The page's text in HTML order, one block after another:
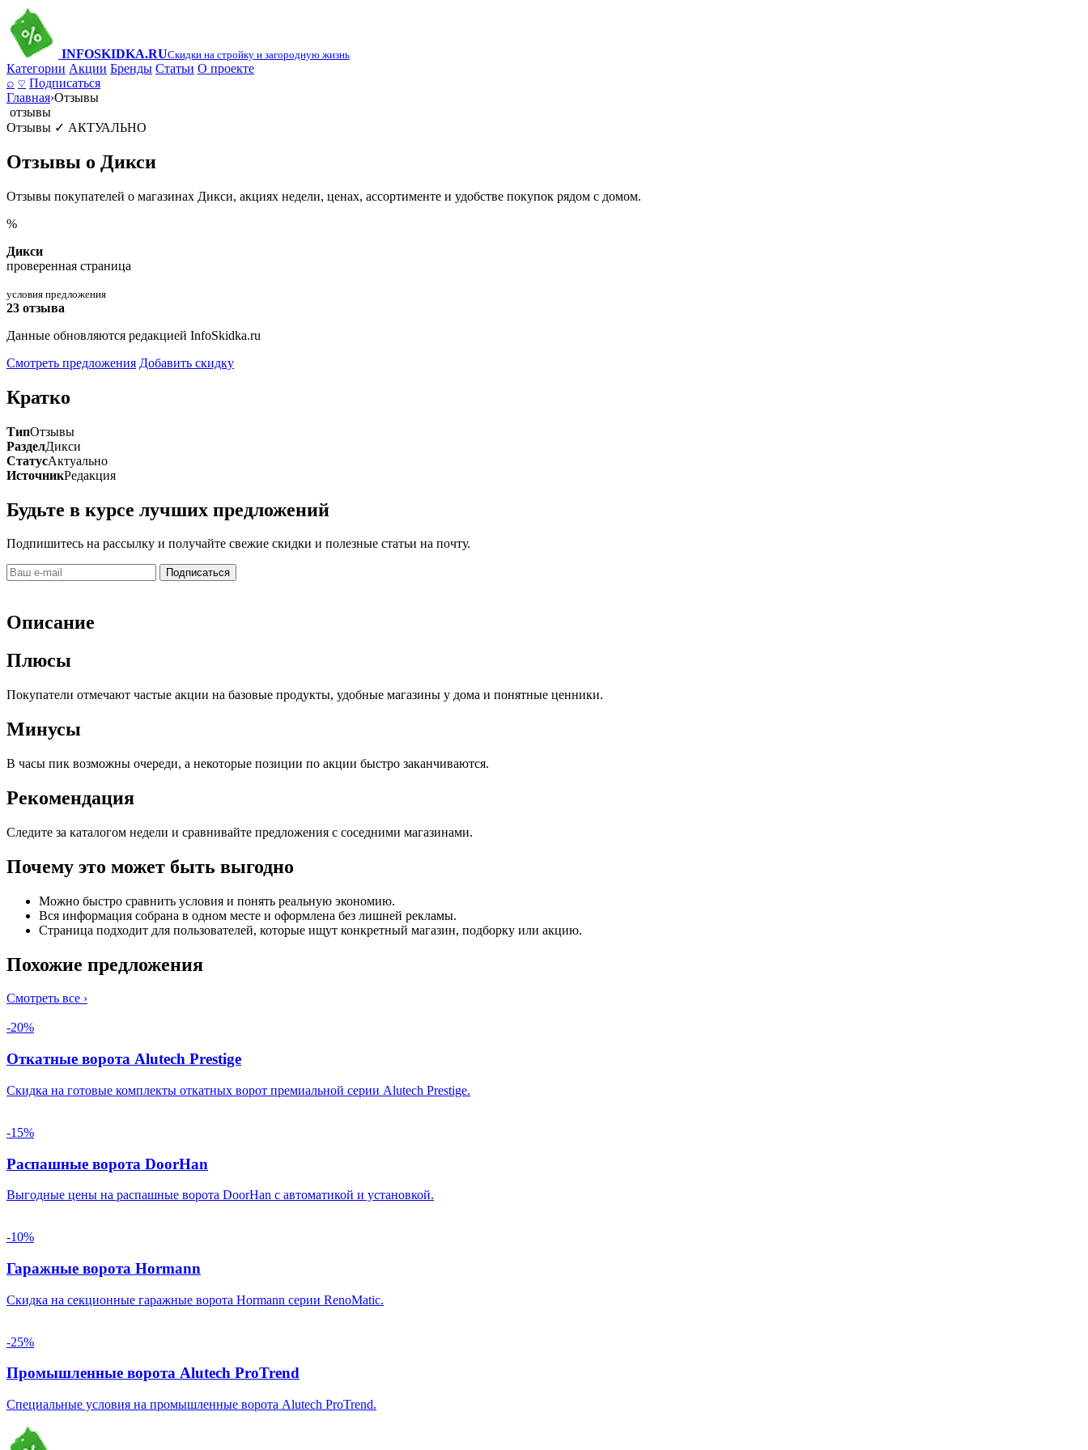
INFOSKIDKA.RUСкидки на стройку и загородную жизнь
Категории Акции Бренды Статьи О проекте
⌕ ♡ Подписаться
Главная›Отзывы
отзывы
Отзывы ✓ АКТУАЛЬНО
Отзывы о Дикси
Отзывы покупателей о магазинах Дикси, акциях недели, ценах, ассортименте и удобстве покупок рядом с домом.
%
Дикси
проверенная страница
условия предложения
23 отзыва
Данные обновляются редакцией InfoSkidka.ru
Смотреть предложения Добавить скидку
Кратко
ТипОтзывы
РазделДикси
СтатусАктуально
ИсточникРедакция
Будьте в курсе лучших предложений
Подпишитесь на рассылку и получайте свежие скидки и полезные статьи на почту.
Подписаться
Описание
Плюсы
Покупатели отмечают частые акции на базовые продукты, удобные магазины у дома и понятные ценники.
Минусы
В часы пик возможны очереди, а некоторые позиции по акции быстро заканчиваются.
Рекомендация
Следите за каталогом недели и сравнивайте предложения с соседними магазинами.
Почему это может быть выгодно
Можно быстро сравнить условия и понять реальную экономию.
Вся информация собрана в одном месте и оформлена без лишней рекламы.
Страница подходит для пользователей, которые ищут конкретный магазин, подборку или акцию.
Похожие предложения
Смотреть все ›
-20%
Откатные ворота Alutech Prestige
Скидка на готовые комплекты откатных ворот премиальной серии Alutech Prestige.
-15%
Распашные ворота DoorHan
Выгодные цены на распашные ворота DoorHan с автоматикой и установкой.
-10%
Гаражные ворота Hormann
Скидка на секционные гаражные ворота Hormann серии RenoMatic.
-25%
Промышленные ворота Alutech ProTrend
Специальные условия на промышленные ворота Alutech ProTrend.